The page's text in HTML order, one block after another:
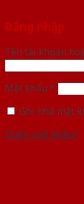
Đăng nhập
Tên tài khoản
Mật khẩu *
Ghi nhớ mật
Quên mật khẩu?